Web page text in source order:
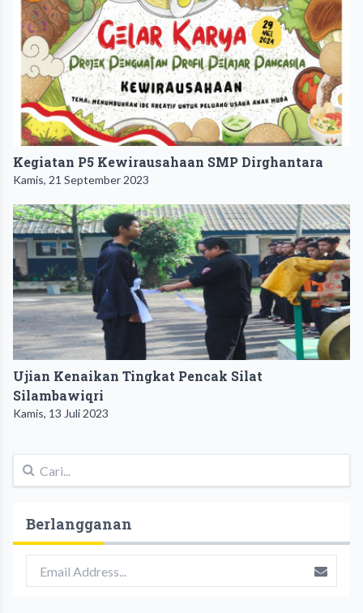
Kegiatan P5 Kewirausahaan SMP Dirghantara
Kamis, 21 September 2023
Ujian Kenaikan Tingkat Pencak Silat
Silambawiqri
Kamis, 13 Juli 2023
Berlangganan